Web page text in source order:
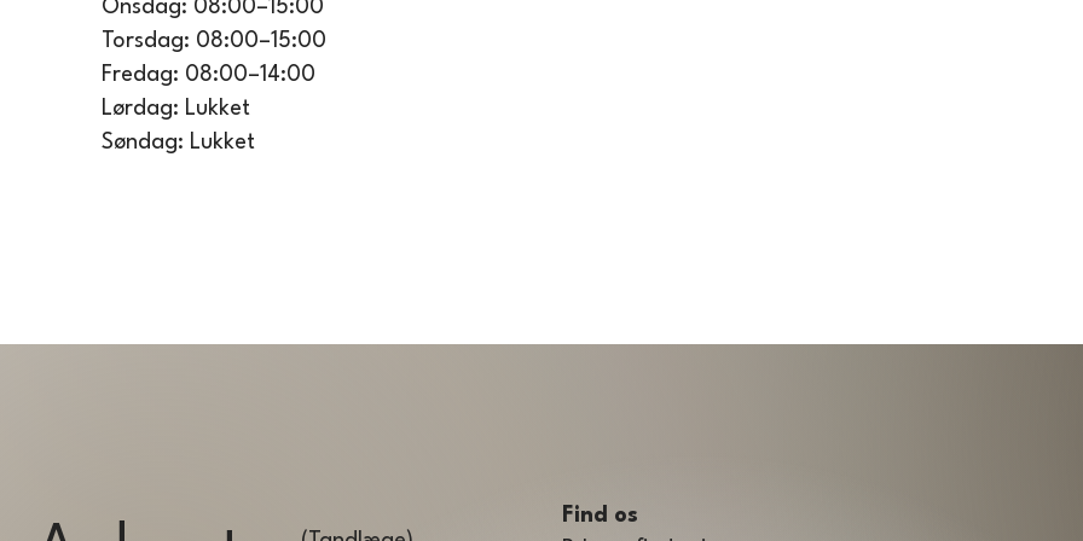
Onsdag: 08:00–15:00
Torsdag: 08:00–15:00
Fredag: 08:00–14:00
Lørdag: Lukket
Søndag: Lukket
Find os